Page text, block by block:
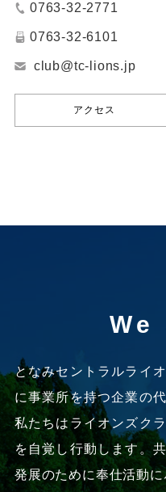
0763-32-2771
0763-32-6101
club@tc-lions.jp
アクセス
We
となみセントラルライ
に事業所を持つ企業の
私たちはライオンズク
を自覚し行動します。
発展のために奉仕活動